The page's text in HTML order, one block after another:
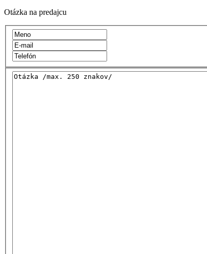
Otázka na predajcu